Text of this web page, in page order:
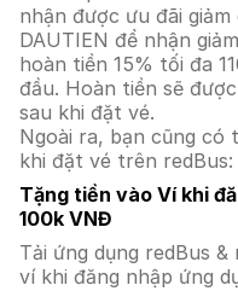
nhận được ưu đãi giảm
DAUTIEN để nhận
hoàn tiền 15% tối đa
đầu. Hoàn tiền sẽ
sau khi đặt vé.
Ngoài ra, bạn cũng có
khi đặt vé trên redBus:
Tặng tiền vào Ví khi
100k VNĐ
Tải ứng dụng redBus
ví khi đăng nhập ứng